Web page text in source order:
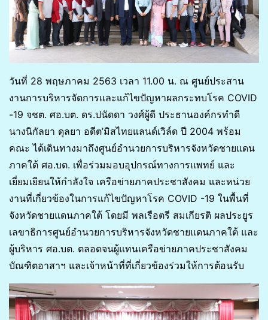
วันที่ 28 พฤษภาคม 2563 เวลา 11.00 น. ณ ศูนย์ประสาน
งานการบริหารจัดการและแก้ไขปัญหาผลกระทบโรค COVID
-19 จชต. ศอ.บต. ดร.ปนัดดา วงศ์ผู้ดี ประธานองค์กรทำดี
นางนิกัลยา ดุลยา อดีต’มิสไทยแลนด์เวิล์ด ปี 2004 พร้อม
คณะ ได้เดินทางมาถึงศูนย์อำนวยการบริหารจังหวัดชายแดน
ภาคใต้ ศอ.บต. เพื่อร่วมมอบอุปกรณ์ทางการแพทย์ และ
เยี่ยมเยียนให้กำลังใจ เครือข่ายภาคประชาสังคม และหน่วย
งานที่เกี่ยวข้องในการแก้ไขปัญหาโรค COVID -19 ในพื้นที่
จังหวัดชายแดนภาคใต้ โดยมี พลเรือตรี สมเกียรติ ผลประยูร
เลขาธิการศูนย์อำนวยการบริหารจังหวัดชายแดนภาคใต้ และ
ผู้บริหาร ศอ.บต. ตลอดจนผู้แทนเครือข่ายภาคประชาสังคม
บัณฑิตอาสาฯ และเจ้าหน้าที่ที่เกี่ยวข้องร่วมให้การต้อนรับ